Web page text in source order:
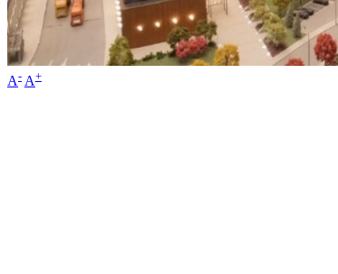
A- A+